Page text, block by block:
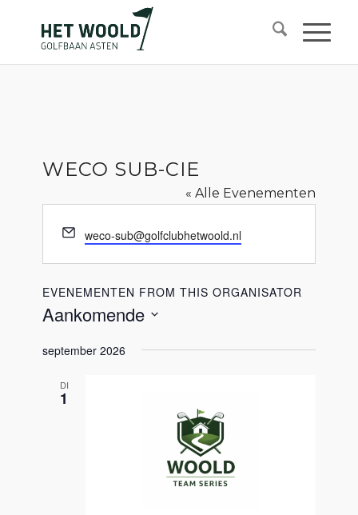
WECO SUB-CIE
« Alle Evenementen
E-
mail
weco-sub@golfclubhetwoold.nl
EVENEMENTEN FROM THIS ORGANISATOR
Aankomende
een
september 2026
DI
1